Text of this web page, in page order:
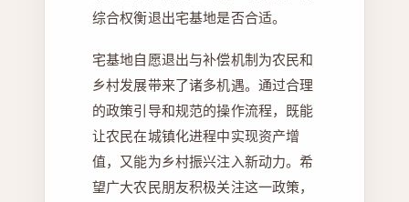
综合权衡退出宅基地是否合适。
宅基地自愿退出与补偿机制为农民和
乡村发展带来了诸多机遇。通过合理
的政策引导和规范的操作流程，既能
让农民在城镇化进程中实现资产增
值，又能为乡村振兴注入新动力。希
望广大农民朋友积极关注这一政策，